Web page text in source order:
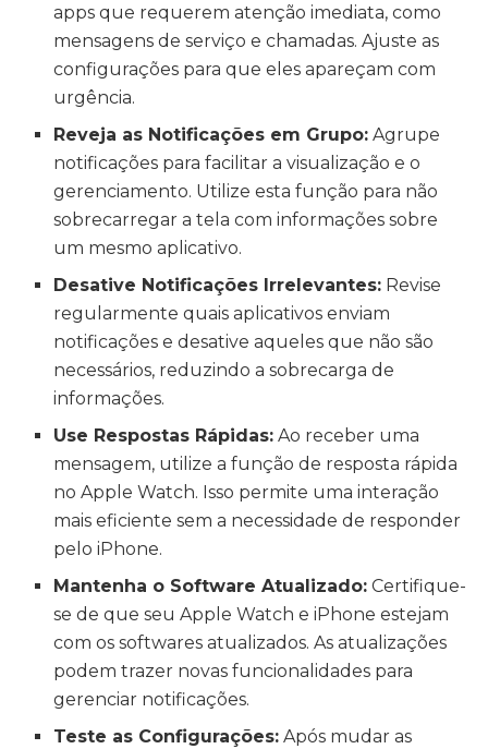
apps que requerem atenção imediata, como
mensagens de serviço e chamadas. Ajuste as
configurações para que eles apareçam com
urgência.
Reveja as Notificações em Grupo: Agrupe
notificações para facilitar a visualização e o
gerenciamento. Utilize esta função para não
sobrecarregar a tela com informações sobre
um mesmo aplicativo.
Desative Notificações Irrelevantes: Revise
regularmente quais aplicativos enviam
notificações e desative aqueles que não são
necessários, reduzindo a sobrecarga de
informações.
Use Respostas Rápidas: Ao receber uma
mensagem, utilize a função de resposta rápida
no Apple Watch. Isso permite uma interação
mais eficiente sem a necessidade de responder
pelo iPhone.
Mantenha o Software Atualizado: Certifique-
se de que seu Apple Watch e iPhone estejam
com os softwares atualizados. As atualizações
podem trazer novas funcionalidades para
gerenciar notificações.
Teste as Configurações: Após mudar as